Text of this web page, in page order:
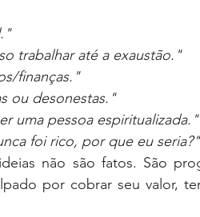
trabalhar até a exaustão."
finanças."
ou desonestas."
uma pessoa espiritualizada."
foi rico, por que eu seria?"
não são fatos. São
por cobrar seu valor,